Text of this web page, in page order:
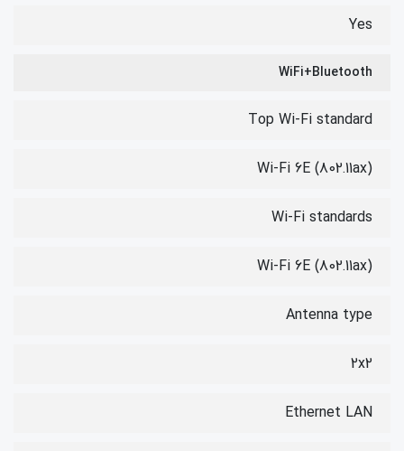
Yes
WiFi+Bluetooth
Top Wi-Fi standard
Wi-Fi 6E (802.11ax)
Wi-Fi standards
Wi-Fi 6E (802.11ax)
Antenna type
2x2
Ethernet LAN